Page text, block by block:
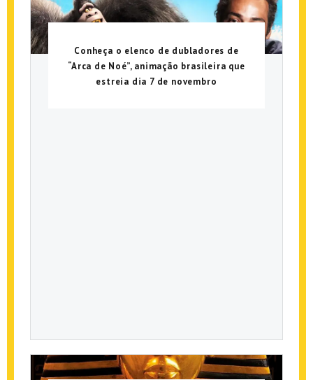
Conheça o elenco de dubladores de
“Arca de Noé”, animação brasileira que
estreia dia 7 de novembro